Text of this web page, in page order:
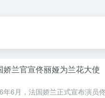
娇兰官宣佟丽娅为兰花大使